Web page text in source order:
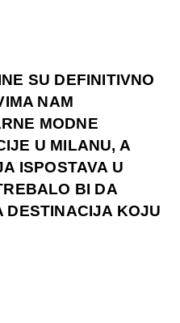
SU DEFINITIVNO
NAM
MODNE
U MILANU, A
ISPOSTAVA U
BI DA
DESTINACIJA KOJU